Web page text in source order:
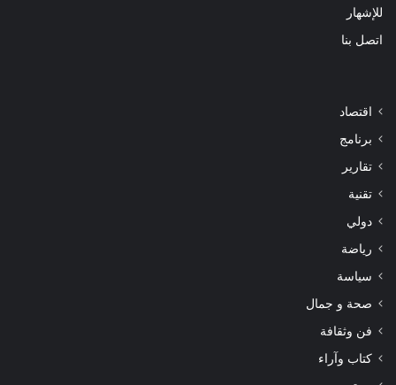
للإشهار
اتصل بنا
اقتصاد
برنامج
تقارير
تقنية
دولي
رياضة
سياسة
صحة و جمال
فن وثقافة
كتاب وآراء